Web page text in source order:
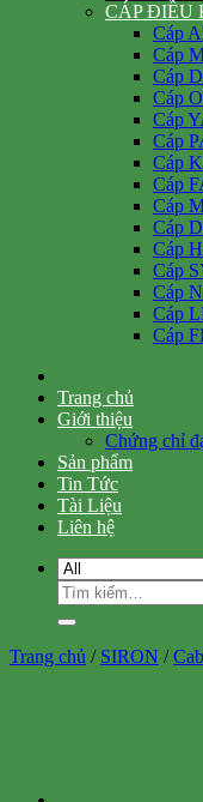
CÁP ĐIỀU
Cáp
Cáp
Cáp
Cáp
Cáp
Cáp
Cáp
Cáp
Cáp
Cáp
Cáp
Cáp
Cáp
Cáp
Cáp
Trang chủ
Giới thiệu
Chứng chỉ
Sản phẩm
Tin Tức
Tài Liệu
Liên hệ
Tìm
kiếm:
Trang chủ / SIRON /